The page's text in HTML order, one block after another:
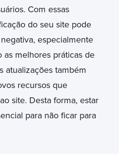
Com essas
do seu site pode
especialmente
as melhores práticas de
atualizações também
recursos que
site. Desta forma, estar
para não ficar para